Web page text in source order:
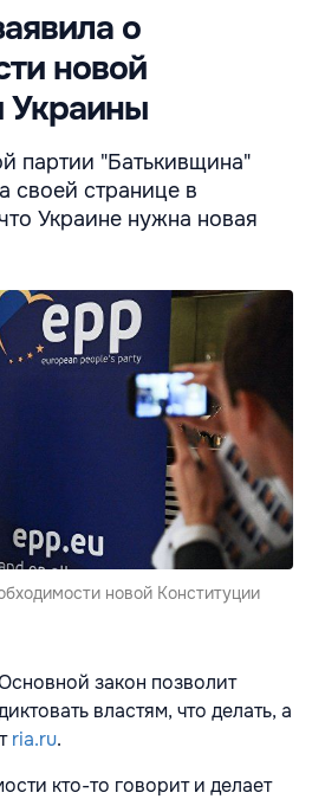
о
новой
Украины
партии "Батькивщина"
своей странице в
Украине нужна новая
новой Конституции
закон позволит
властям, что делать, а
ria.ru.
кто-то говорит и делает